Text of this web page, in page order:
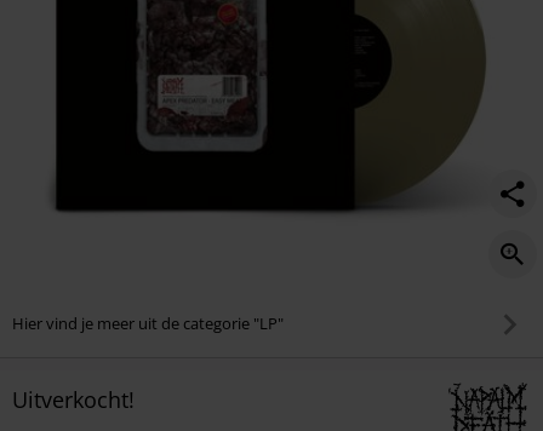
Hier vind je meer uit de categorie "LP"
Uitverkocht!